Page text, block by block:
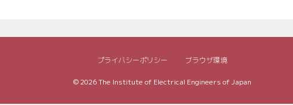
プライバシーポリシー ブラウザ環境
© 2026The Institute of Electrical Engineers of Japan